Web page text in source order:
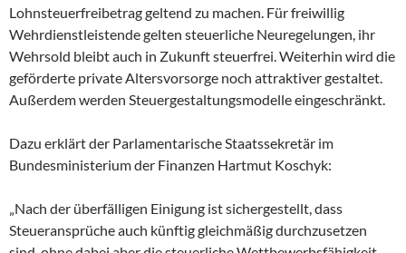
Lohnsteuerfreibetrag geltend zu machen. Für freiwillig
Wehrdienstleistende gelten steuerliche Neuregelungen, ihr
Wehrsold bleibt auch in Zukunft steuerfrei. Weiterhin wird die
geförderte private Altersvorsorge noch attraktiver gestaltet.
Außerdem werden Steuergestaltungsmodelle eingeschränkt.
Dazu erklärt der Parlamentarische Staatssekretär im
Bundesministerium der Finanzen Hartmut Koschyk:
„Nach der überfälligen Einigung ist sichergestellt, dass
Steueransprüche auch künftig gleichmäßig durchzusetzen